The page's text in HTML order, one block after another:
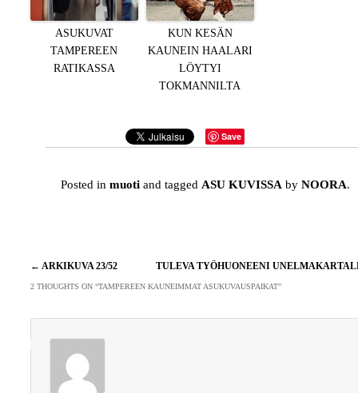
ASUKUVAT
TAMPEREEN
RATIKASSA
KUN KESÄN
KAUNEIN HAALARI
LÖYTYI
TOKMANNILTA
Save
Posted inmuoti and taggedASU KUVISSA byNOORA.
Artikkelien
selaus
← ARKIKUVA 23/52 TULEVA TYÖHUONEENI
2 THOUGHTS ON “TAMPEREEN KAUNEIMMAT ASUKUVAUSPAIKAT”